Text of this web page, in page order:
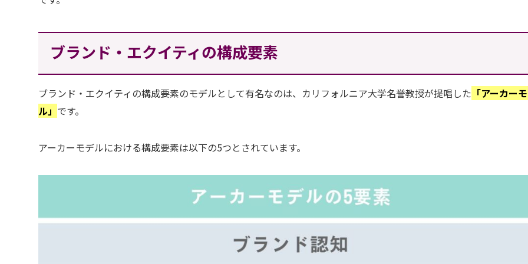
ブランド・エクイティの構成要素
ブランド・エクイティの構成要素のモデルとして有名なのは、カリフォルニア大学名誉教授が提唱した 「アーカー
ル」 です。
アーカーモデルにおける構成要素は以下の5つとされています。